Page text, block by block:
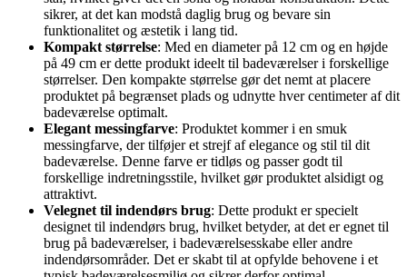
sikrer, at det kan modstå daglig brug og bevare sin
funktionalitet og æstetik i lang tid.
Kompakt størrelse: Med en diameter på 12 cm og en højde
på 49 cm er dette produkt ideelt til badeværelser i forskellige
størrelser. Den kompakte størrelse gør det nemt at placere
produktet på begrænset plads og udnytte hver centimeter af dit
badeværelse optimalt.
Elegant messingfarve: Produktet kommer i en smuk
messingfarve, der tilføjer et strejf af elegance og stil til dit
badeværelse. Denne farve er tidløs og passer godt til
forskellige indretningsstile, hvilket gør produktet alsidigt og
attraktivt.
Velegnet til indendørs brug: Dette produkt er specielt
designet til indendørs brug, hvilket betyder, at det er egnet til
brug på badeværelser, i badeværelsesskabe eller andre
indendørsområder. Det er skabt til at opfylde behovene i et